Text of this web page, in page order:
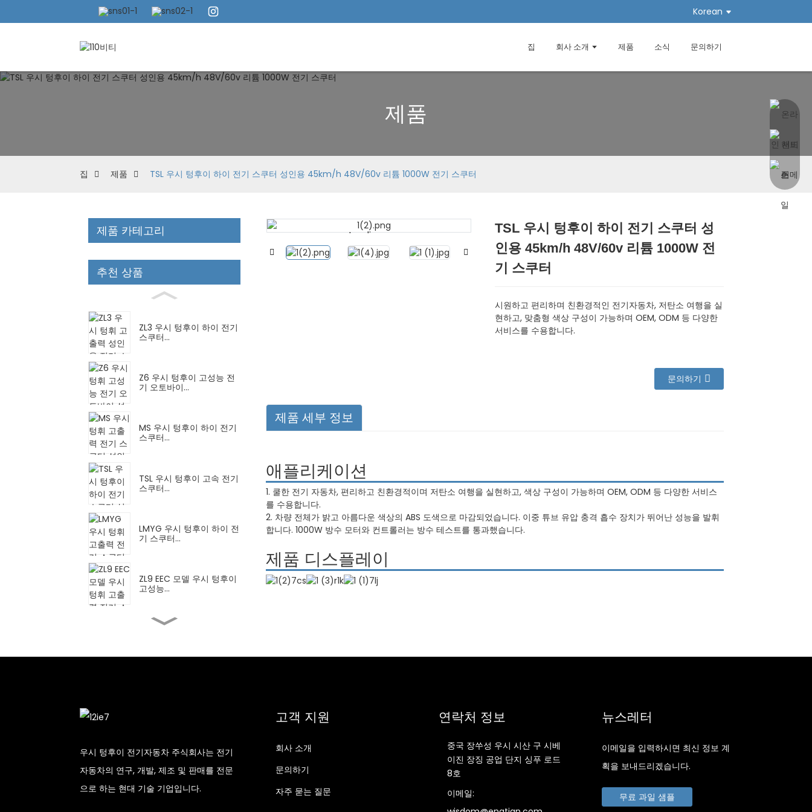
Korean
집 회사 소개 제품 소식 문의하기
제품
집 제품 TSL 우시 텅후이 하이 전기 스쿠터 성인용 45km/h 48V/60v 리튬 1000W 전기 스쿠터
제품 카테고리
추천 상품
ZL3 우시 텅후이 하이 전기
스쿠터...
Z6 우시 텅후이 고성능 전
기 오토바이...
MS 우시 텅후이 하이 전기
스쿠터...
TSL 우시 텅후이 고속 전기
스쿠터...
LMYG 우시 텅후이 하이 전
기 스쿠터...
ZL9 EEC 모델 우시 텅후이
고성능...
FY 우시 텅후이 하이 일렉
기 모터...
Loading...
Loading... Loading...
Loading... Loading...
Loading...
TSL 우시 텅후이 하이 전기 스쿠터 성
인용 45km/h 48V/60v 리튬 1000W 전
기 스쿠터
시원하고 편리하며 친환경적인 전기자동차, 저탄소 여행을 실
현하고, 맞춤형 색상 구성이 가능하며 OEM, ODM 등 다양한
서비스를 수용합니다.
문의하기
제품 세부 정보
애플리케이션
1. 쿨한 전기 자동차, 편리하고 친환경적이며 저탄소 여행을 실현하고, 색상 구성이 가능하며 OEM, ODM 등 다양한 서비스
를 수용합니다.
2. 차량 전체가 밝고 아름다운 색상의 ABS 도색으로 마감되었습니다. 이중 튜브 유압 충격 흡수 장치가 뛰어난 성능을 발휘
합니다. 1000W 방수 모터와 컨트롤러는 방수 테스트를 통과했습니다.
제품 디스플레이
우시 텅후이 전기자동차 주식회사는 전기
자동차의 연구, 개발, 제조 및 판매를 전문
으로 하는 현대 기술 기업입니다.
고객 지원
회사 소개
문의하기
자주 묻는 질문
연락처 정보
중국 장쑤성 우시 시산 구 시베
이진 장징 공업 단지 싱푸 로드
8호
이메일:
뉴스레터
이메일을 입력하시면 최신 정보 계
획을 보내드리겠습니다.
무료 과일 샘플